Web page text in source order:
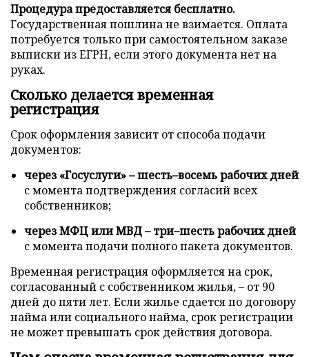
Процедура предоставляется бесплатно.
Государственная пошлина не взимается. Оплата
потребуется только при самостоятельном заказе
выписки из ЕГРН, если этого документа нет на
руках.
Сколько делается временная
регистрация
Срок оформления зависит от способа подачи
документов:
через «Госуслуги» – шесть–восемь рабочих дней
с момента подтверждения согласий всех
собственников;
через МФЦ или МВД – три–шесть рабочих дней
с момента подачи полного пакета документов.
Временная регистрация оформляется на срок,
согласованный с собственником жилья, – от 90
дней до пяти лет. Если жилье сдается по договору
найма или социального найма, срок регистрации
не может превышать срок действия договора.